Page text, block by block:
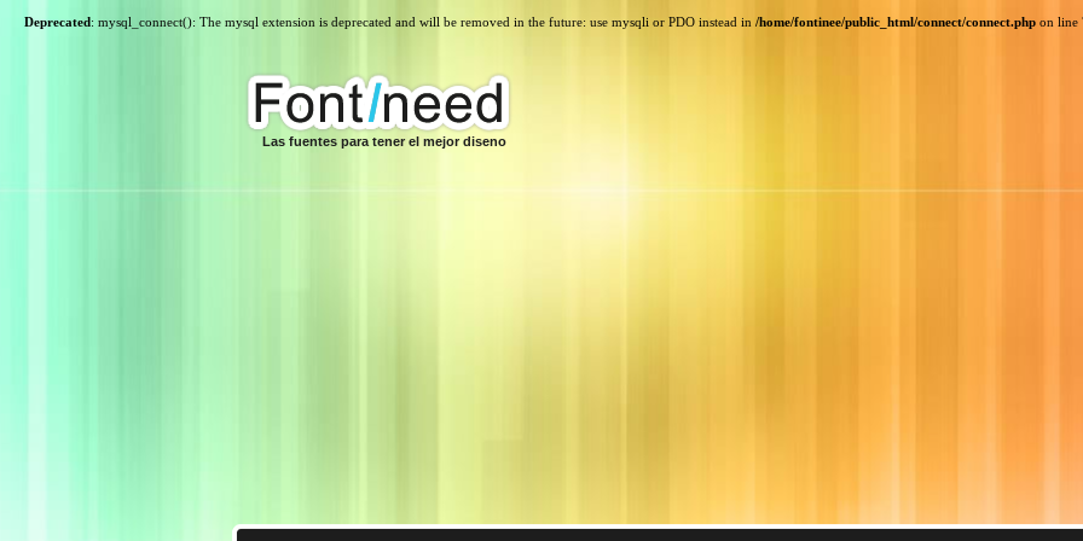
Deprecated: mysql_connect(): The mysql extension is deprecated and will be removed in the future: use mysqli or PDO instead in /home/fontinee/public_html/connect/connect.php on line
Las fuentes para tener el mejor diseno